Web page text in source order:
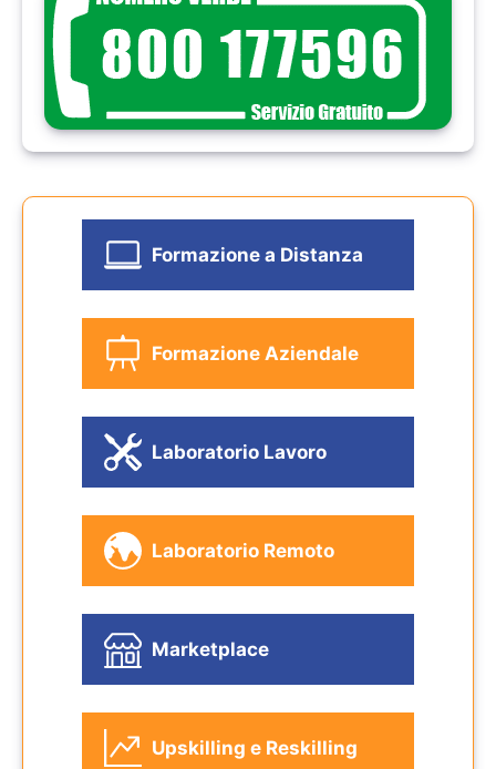
Formazione a Distanza
Formazione Aziendale
Laboratorio Lavoro
Laboratorio Remoto
Marketplace
Upskilling e Reskilling